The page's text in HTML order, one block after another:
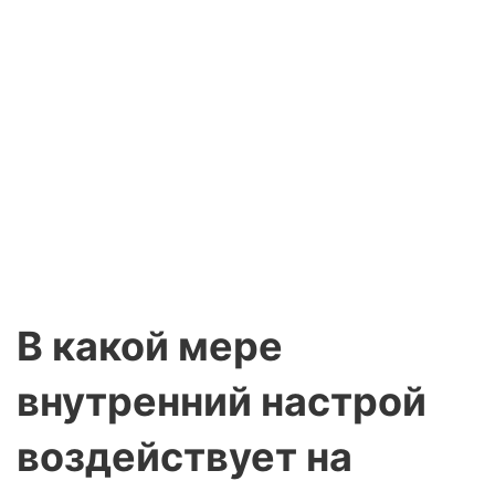
В какой мере
внутренний настрой
воздействует на